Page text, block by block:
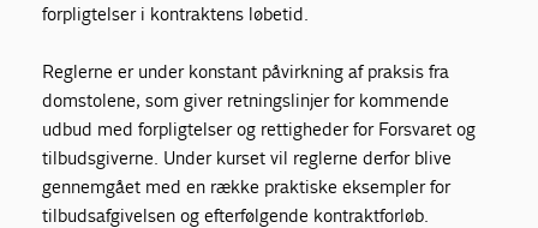
forpligtelser i kontraktens løbetid.
Reglerne er under konstant påvirkning af praksis fra
domstolene, som giver retningslinjer for kommende
udbud med forpligtelser og rettigheder for Forsvaret og
tilbudsgiverne. Under kurset vil reglerne derfor blive
gennemgået med en række praktiske eksempler for
tilbudsafgivelsen og efterfølgende kontraktforløb.